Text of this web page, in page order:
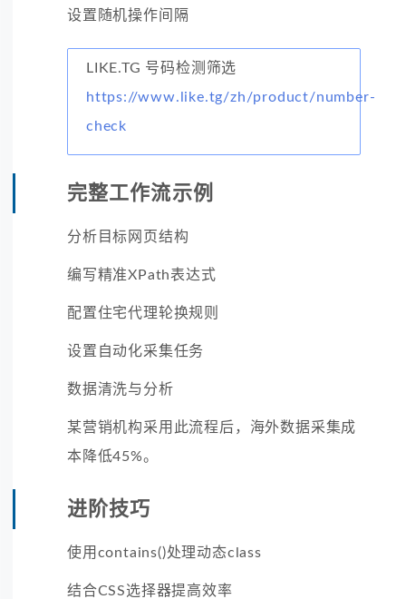
设置随机操作间隔
LIKE.TG 号码检测筛选
https://www.like.tg/zh/product/number-
check
完整工作流示例
分析目标网页结构
编写精准XPath表达式
配置住宅代理轮换规则
设置自动化采集任务
数据清洗与分析
某营销机构采用此流程后，海外数据采集成
本降低45%。
进阶技巧
使用contains()处理动态class
结合CSS选择器提高效率